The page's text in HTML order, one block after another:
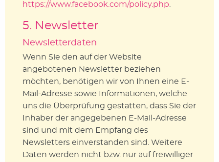
https://www.facebook.com/policy.php.
5. Newsletter
Newsletterdaten
Wenn Sie den auf der Website
angebotenen Newsletter beziehen
möchten, benötigen wir von Ihnen eine E-
Mail-Adresse sowie Informationen, welche
uns die Überprüfung gestatten, dass Sie der
Inhaber der angegebenen E-Mail-Adresse
sind und mit dem Empfang des
Newsletters einverstanden sind. Weitere
Daten werden nicht bzw. nur auf freiwilliger